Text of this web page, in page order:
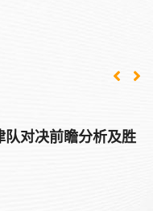
队对决前瞻分析及胜